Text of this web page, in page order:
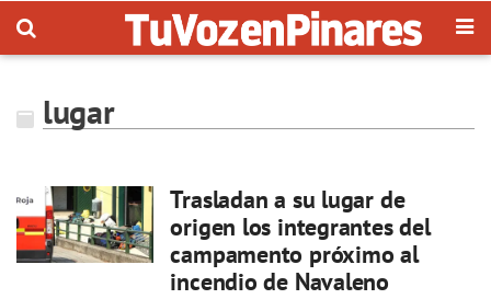
lugar
Trasladan a su lugar de
origen los integrantes del
campamento próximo al
incendio de Navaleno